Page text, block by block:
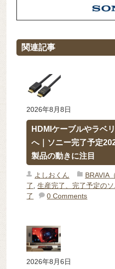
関連記事
2026年8月8日
HDMIケーブルやラベ
へ｜ソニー完了予定
製品の動きに注目
よしおくん BRAVIA
了
,生産完了、完了予定の
了
0 Comments
2026年8月6日